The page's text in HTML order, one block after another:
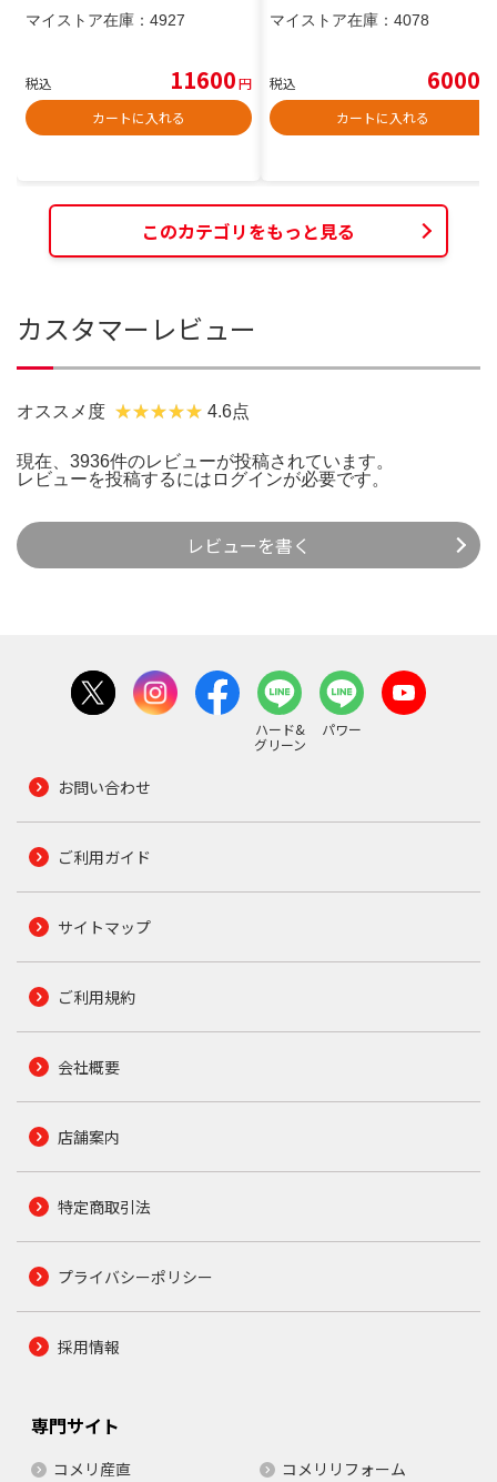
マイストア在庫： 4927
税込 11600円
カートに入れる
マイストア在庫： 4078
税込 6000
カートに入れる
このカテゴリをもっと見る
カスタマーレビュー
オススメ度 4.6点
現在、3936件のレビューが投稿されています。
レビューを投稿するには ログインが必要です。
レビューを書く
ハード&
グリーン
パワー
お問い合わせ
ご利用ガイド
サイトマップ
ご利用規約
会社概要
店舗案内
特定商取引法
プライバシーポリシー
採用情報
専門サイト
コメリ産直 コメリリフォーム